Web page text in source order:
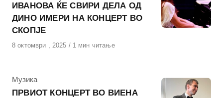
ИВАНОВА ЌЕ СВИРИ ДЕЛА ОД
ДИНО ИМЕРИ НА КОНЦЕРТ ВО
СКОПЈЕ
Објавено
8 октомври , 2025 1 мин читање
КАтегорија
Музика
ПРВИОТ КОНЦЕРТ ВО ВИЕНА